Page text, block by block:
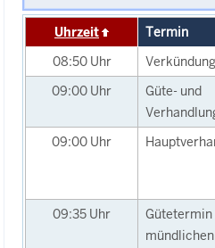
Uhrzeit Termin
08:50 Uhr
09:00 Uhr
Güte- und
09:00 Uhr
09:35 Uhr
Gütetermin